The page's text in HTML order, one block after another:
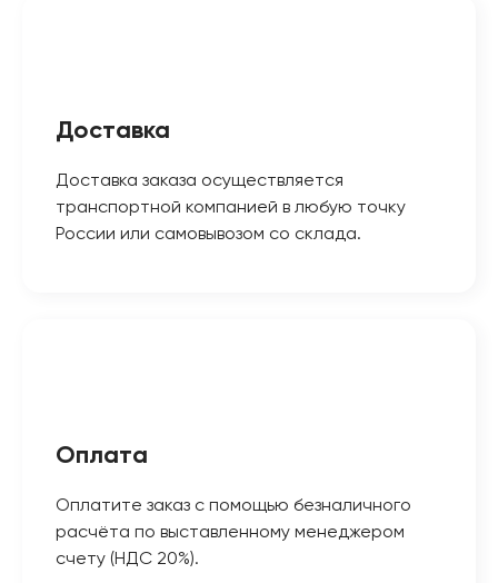
Доставка
Доставка заказа осуществляется
транспортной компанией в любую точку
России или самовывозом со склада.
Оплата
Оплатите заказ с помощью безналичного
расчёта по выставленному менеджером
счету (НДС 20%).